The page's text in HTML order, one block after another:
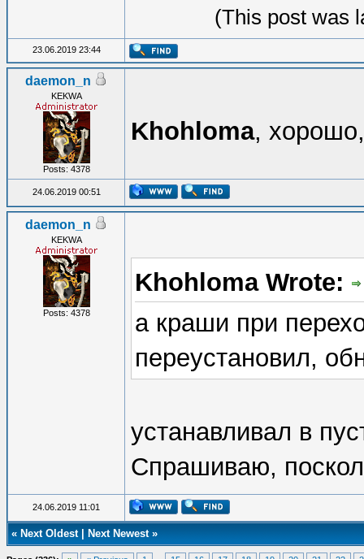
(This post was
23.06.2019 23:44
daemon_n
KEKWA
Posts: 4378
Khohloma, хорошо,
24.06.2019 00:51
daemon_n
KEKWA
Posts: 4378
Khohloma Wrote:
а краши при
переустановил,
устанавливал в
Спрашиваю,
24.06.2019 11:01
« Next Oldest| Next Newest»